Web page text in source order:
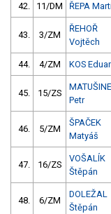
42. 11/DM ŘEPA
43. 3/ZM
ŘEHOŘ
Vojtěch
44. 4/ZM KOS
45. 15/ZS
Petr
46. 5/ZM
ŠPAČEK
Matyáš
47. 16/ZS
VOŠALÍK
Štěpán
48. 6/ZM
DOLEŽAL
Štěpán